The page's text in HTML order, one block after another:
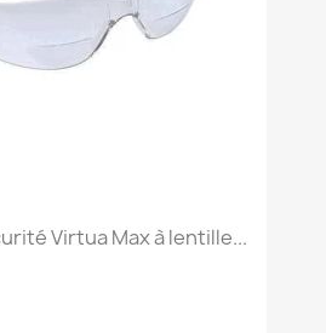
Virtua Max à lentille...